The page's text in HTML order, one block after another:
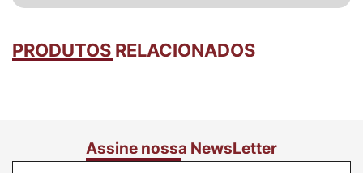
PRODUTOS RELACIONADOS
Assine nossa NewsLetter